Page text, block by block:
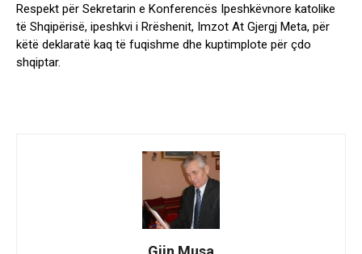
Respekt për Sekretarin e Konferencës Ipeshkëvnore katolike
të Shqipërisë, ipeshkvi i Rrëshenit, Imzot At Gjergj Meta, për
këtë deklaratë kaq të fuqishme dhe kuptimplote për çdo
shqiptar.